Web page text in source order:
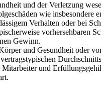
und der Verletzung
wie insbesondere
Verhalten oder bei
vorhersehbaren
Gewinn.
und Gesundheit oder
und